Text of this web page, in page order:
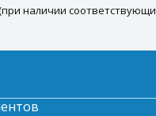
наличии